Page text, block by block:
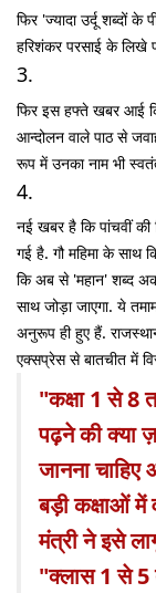
फिर 'ज्यादा उर्दू शब्दों
हरिशंकर परसाई के लिखे
3.
फिर इस हफ्ते खबर आई कि
आन्दोलन वाले पाठ से
रूप में उनका नाम भी
4.
नई खबर है कि पांचवीं की
गई है. गौ महिमा के साथ
कि अब से 'महान' शब्द
साथ जोड़ा जाएगा. ये
अनुरूप ही हुए हैं.
एक्सप्रेस से बातचीत में
"कक्षा 1 से 8
पढ़ने की क्या
जानना
बड़ी कक्षाओं में
मंत्री ने इसे
"क्लास 1 से 5